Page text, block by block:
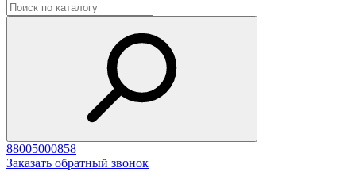
88005000858
Заказать обратный звонок